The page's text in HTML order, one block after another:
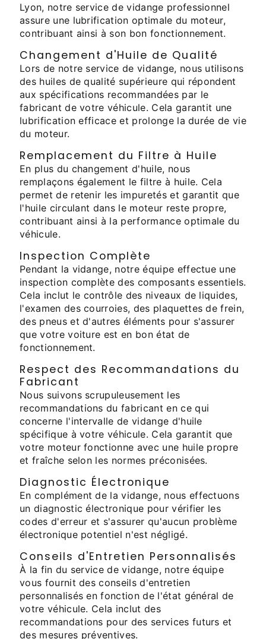
Lyon, notre service de vidange professionnel
assure une lubrification optimale du moteur,
contribuant ainsi à son bon fonctionnement.
Changement d'Huile de Qualité
Lors de notre service de vidange, nous utilisons
des huiles de qualité supérieure qui répondent
aux spécifications recommandées par le
fabricant de votre véhicule. Cela garantit une
lubrification efficace et prolonge la durée de vie
du moteur.
Remplacement du Filtre à Huile
En plus du changement d'huile, nous
remplaçons également le filtre à huile. Cela
permet de retenir les impuretés et garantit que
l'huile circulant dans le moteur reste propre,
contribuant ainsi à la performance optimale du
véhicule.
Inspection Complète
Pendant la vidange, notre équipe effectue une
inspection complète des composants essentiels.
Cela inclut le contrôle des niveaux de liquides,
l'examen des courroies, des plaquettes de frein,
des pneus et d'autres éléments pour s'assurer
que votre voiture est en bon état de
fonctionnement.
Respect des Recommandations du
Fabricant
Nous suivons scrupuleusement les
recommandations du fabricant en ce qui
concerne l'intervalle de vidange d'huile
spécifique à votre véhicule. Cela garantit que
votre moteur fonctionne avec une huile propre
et fraîche selon les normes préconisées.
Diagnostic Électronique
En complément de la vidange, nous effectuons
un diagnostic électronique pour vérifier les
codes d'erreur et s'assurer qu'aucun problème
électronique potentiel n'est négligé.
Conseils d'Entretien Personnalisés
À la fin du service de vidange, notre équipe
vous fournit des conseils d'entretien
personnalisés en fonction de l'état général de
votre véhicule. Cela inclut des
recommandations pour des services futurs et
des mesures préventives.